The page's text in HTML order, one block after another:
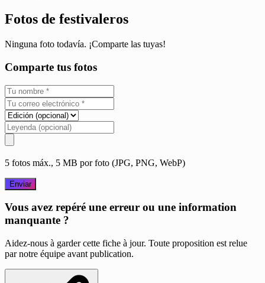
Fotos de festivaleros
Ninguna foto todavía. ¡Comparte las tuyas!
Comparte tus fotos
5 fotos máx., 5 MB por foto (JPG, PNG, WebP)
Enviar
Vous avez repéré une erreur ou une information
manquante ?
Aidez-nous à garder cette fiche à jour. Toute proposition est relue
par notre équipe avant publication.